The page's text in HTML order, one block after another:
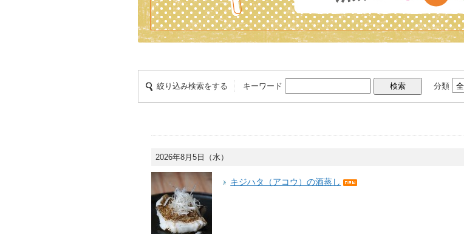
絞り込み検索をする キーワード 分類
2026年8月5日（水）
キジハタ（アコウ）の酒蒸し